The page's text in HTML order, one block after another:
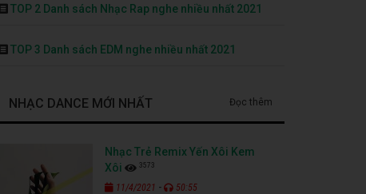
TOP 2 Danh sách Nhạc Rap nghe nhiều nhất 2021
TOP 3 Danh sách EDM nghe nhiều nhất 2021
NHẠC DANCE MỚI NHẤT Đọc thêm
Nhạc Trẻ Remix Yến Xôi Kem
Xôi
3573
11/4/2021 - 50:55